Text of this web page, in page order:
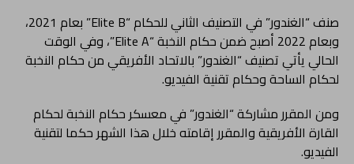
صنف “الغندور” في التصنيف الثاني للحكام “Elite B”
بعام 2021،
وبعام 2022 أصبح ضمن حكام النخبة “
Elite A” ، وفي الوقت
الحالي يأتي تصنيف “الغندور” بالاتحاد الأفريقي من حكام النخبة
لحكام الساحة وحكام تقنية الفيديو.
ومن المقرر مشاركة “الغندور” في معسكر حكام النخبة لحكام
القارة الأفريقية والمقرر إقامته خلال هذا الشهر حكما لتقنية
الفيديو.